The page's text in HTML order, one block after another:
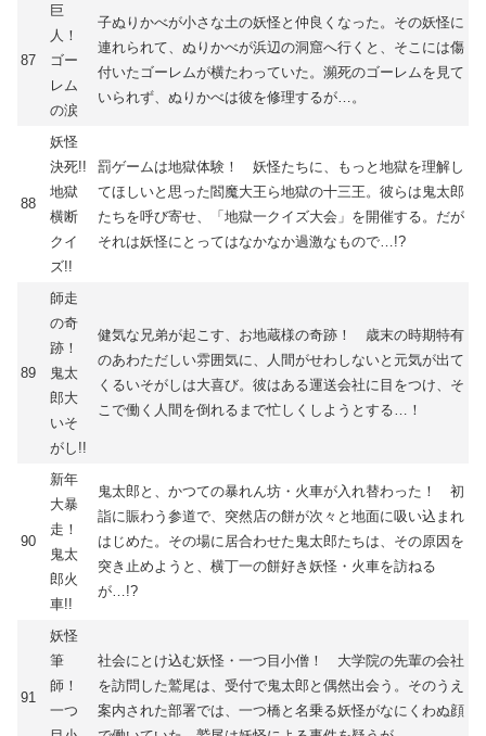
87
巨
人！
ゴー
レム
の涙
子ぬりかべが小さな土の妖怪と仲良くなった。その妖怪に
連れられて、ぬりかべが浜辺の洞窟へ行くと、そこには傷
付いたゴーレムが横たわっていた。瀕死のゴーレムを見て
いられず、ぬりかべは彼を修理するが…。
88
妖怪
決死!!
地獄
横断
クイ
ズ!!
罰ゲームは地獄体験！ 妖怪たちに、もっと地獄を理解し
てほしいと思った閻魔大王ら地獄の十三王。彼らは鬼太郎
たちを呼び寄せ、「地獄一クイズ大会」を開催する。だが
それは妖怪にとってはなかなか過激なもので…!?
89
師走
の奇
跡！
鬼太
郎大
いそ
がし!!
健気な兄弟が起こす、お地蔵様の奇跡！ 歳末の時期特有
のあわただしい雰囲気に、人間がせわしないと元気が出て
くるいそがしは大喜び。彼はある運送会社に目をつけ、そ
こで働く人間を倒れるまで忙しくしようとする…！
90
新年
大暴
走！
鬼太
郎火
車!!
鬼太郎と、かつての暴れん坊・火車が入れ替わった！ 初
詣に賑わう参道で、突然店の餅が次々と地面に吸い込まれ
はじめた。その場に居合わせた鬼太郎たちは、その原因を
突き止めようと、横丁一の餅好き妖怪・火車を訪ねる
が…!?
91
妖怪
筆
師！
一つ
社会にとけ込む妖怪・一つ目小僧！ 大学院の先輩の会社
を訪問した鷲尾は、受付で鬼太郎と偶然出会う。そのうえ
案内された部署では、一つ橋と名乗る妖怪がなにくわぬ顔